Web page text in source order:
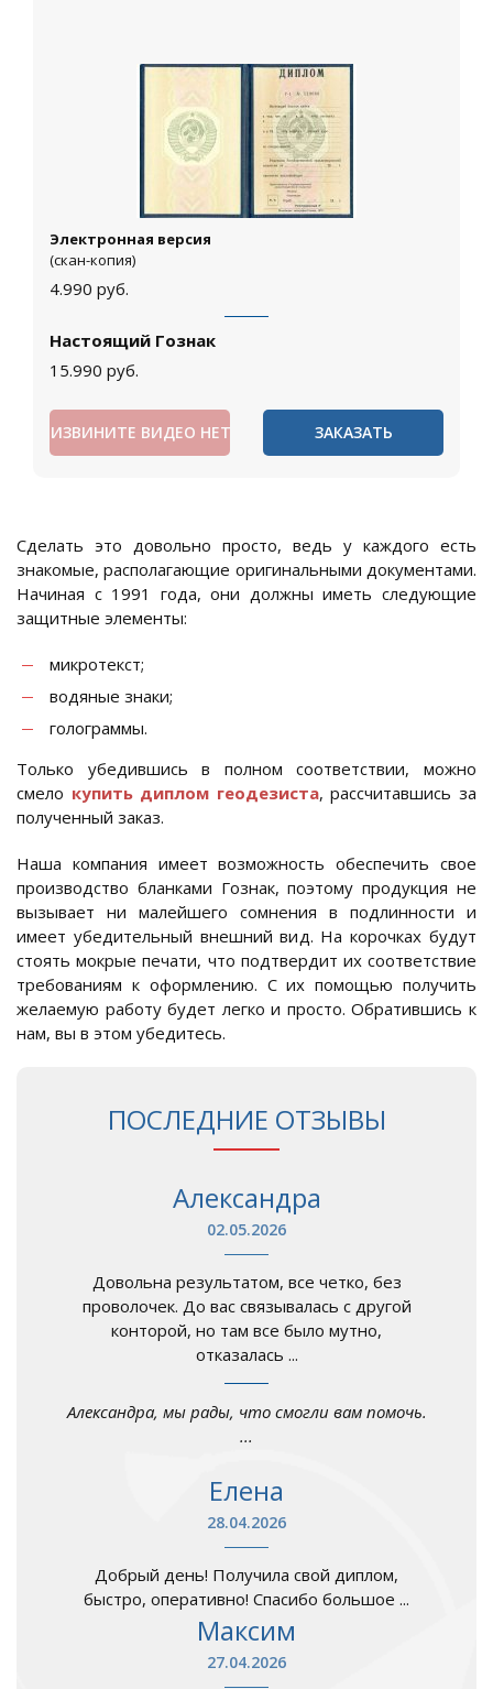
Электронная версия
(скан-копия)
4.990 руб.
Настоящий Гознак
15.990 руб.
ИЗВИНИТЕ ВИДЕО НЕТ ЗАКАЗАТЬ
Сделать это довольно просто, ведь у каждого есть
знакомые, располагающие оригинальными документами.
Начиная с 1991 года, они должны иметь следующие
защитные элементы:
микротекст;
водяные знаки;
голограммы.
Только убедившись в полном соответствии, можно
смело купить диплом геодезиста, рассчитавшись за
полученный заказ.
Наша компания имеет возможность обеспечить свое
производство бланками Гознак, поэтому продукция не
вызывает ни малейшего сомнения в подлинности и
имеет убедительный внешний вид. На корочках будут
стоять мокрые печати, что подтвердит их соответствие
требованиям к оформлению. С их помощью получить
желаемую работу будет легко и просто. Обратившись к
нам, вы в этом убедитесь.
ПОСЛЕДНИЕ ОТЗЫВЫ
Александра
02.05.2026
Довольна результатом, все четко, без
проволочек. До вас связывалась с другой
конторой, но там все было мутно,
отказалась ...
Александра, мы рады, что смогли вам помочь.
...
Елена
28.04.2026
Добрый день! Получила свой диплом,
быстро, оперативно! Спасибо большое ...
Максим
27.04.2026